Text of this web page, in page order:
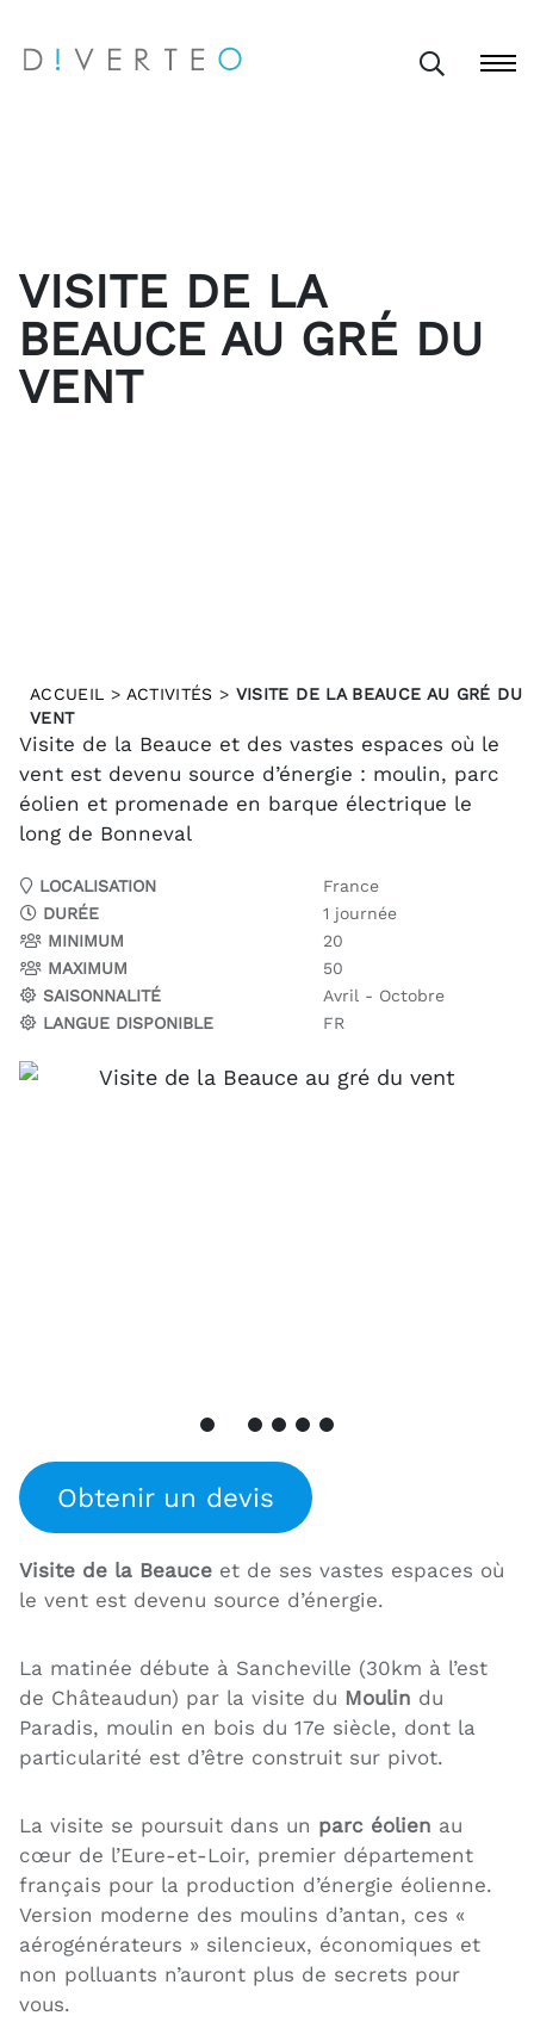
VISITE DE LA
BEAUCE AU GRÉ DU
VENT
ACCUEIL > ACTIVITÉS > VISITE DE LA BEAUCE AU GRÉ DU
VENT
Visite de la Beauce et des vastes espaces où le
vent est devenu source d’énergie : moulin, parc
éolien et promenade en barque électrique le
long de Bonneval
LOCALISATION
France
DURÉE
1 journée
MINIMUM
20
MAXIMUM
50
SAISONNALITÉ
Avril - Octobre
LANGUE DISPONIBLE
FR
Obtenir un devis
Visite de la Beauce et de ses vastes espaces où
le vent est devenu source d’énergie.
La matinée débute à Sancheville (30km à l’est
de Châteaudun) par la visite du Moulin du
Paradis, moulin en bois du 17e siècle, dont la
particularité est d’être construit sur pivot.
La visite se poursuit dans un parc éolien au
cœur de l’Eure-et-Loir, premier département
français pour la production d’énergie éolienne.
Version moderne des moulins d’antan, ces «
aérogénérateurs » silencieux, économiques et
non polluants n’auront plus de secrets pour
vous.